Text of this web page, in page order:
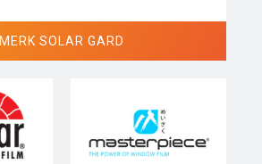
MERK SOLAR GARD